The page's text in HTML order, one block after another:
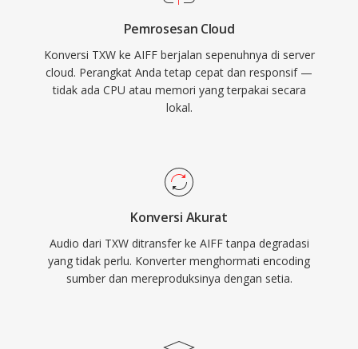
spesifikasi kualitas CD. Bagi siapa pun yang
mengutamakan integritas lossless di atas
efisiensi penyimpanan, AIFF tetap menjadi
pilihan yang dapat diandalkan di seluruh industri
Pemrosesan Cloud
Konversi TXW ke AIFF berjalan sepenuhnya di server
cloud. Perangkat Anda tetap cepat dan responsif —
tidak ada CPU atau memori yang terpakai secara
lokal.
Konversi Akurat
Audio dari TXW ditransfer ke AIFF tanpa degradasi
yang tidak perlu. Konverter menghormati encoding
sumber dan mereproduksinya dengan setia.